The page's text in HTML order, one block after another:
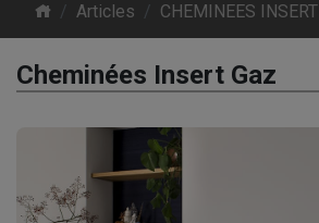
Articles CHEMINEES INSERT
Cheminées Insert Gaz